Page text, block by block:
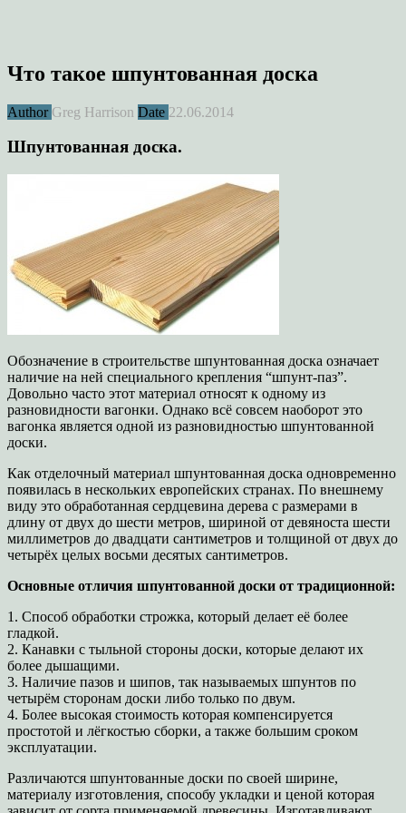
Что такое шпунтованная доска
Author Greg Harrison Date 22.06.2014
Шпунтованная доска.
Обозначение в строительстве шпунтованная доска означает
наличие на ней специального крепления “шпунт-паз”.
Довольно часто этот материал относят к одному из
разновидности вагонки. Однако всё совсем наоборот это
вагонка является одной из разновидностью шпунтованной
доски.
Как отделочный материал шпунтованная доска одновременно
появилась в нескольких европейских странах. По внешнему
виду это обработанная сердцевина дерева с размерами в
длину от двух до шести метров, шириной от девяноста шести
миллиметров до двадцати сантиметров и толщиной от двух до
четырёх целых восьми десятых сантиметров.
Основные отличия шпунтованной доски от традиционной:
1. Способ обработки строжка, который делает её более
гладкой.
2. Канавки с тыльной стороны доски, которые делают их
более дышащими.
3. Наличие пазов и шипов, так называемых шпунтов по
четырём сторонам доски либо только по двум.
4. Более высокая стоимость которая компенсируется
простотой и лёгкостью сборки, а также большим сроком
эксплуатации.
Различаются шпунтованные доски по своей ширине,
материалу изготовления, способу укладки и ценой которая